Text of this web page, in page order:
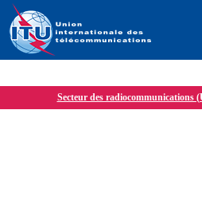
Secteur des radiocommunications